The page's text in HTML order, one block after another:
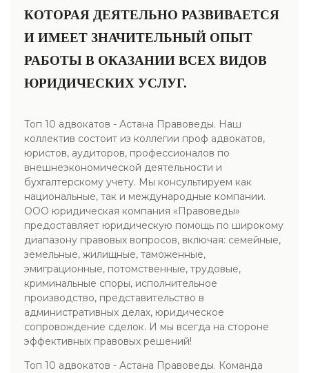
КОТОРАЯ ДЕЯТЕЛЬНО РАЗВИВАЕТСЯ
И ИМЕЕТ ЗНАЧИТЕЛЬНЫЙ ОПЫТ
РАБОТЫ В ОКАЗАНИИ ВСЕХ ВИДОВ
ЮРИДИЧЕСКИХ УСЛУГ.
Топ 10 адвокатов - Астана Правоведы. Наш
коллектив состоит из коллегии проф адвокатов,
юристов, аудиторов, профессионалов по
внешнеэкономической деятельности и
бухгалтерскому учету. Мы консультируем как
национальные, так и международные компании.
ООО юридическая компания «Правоведы»
предоставляет юридическую помощь по широкому
диапазону правовых вопросов, включая: семейные,
земельные, жилищные, таможенные,
эмиграционные, потомственные, трудовые,
криминальные споры, исполнительное
производство, представительство в
административных делах, юридическое
сопровождение сделок. И мы всегда на стороне
эффективных правовых решений!
Топ 10 адвокатов - Астана Правоведы. Команда